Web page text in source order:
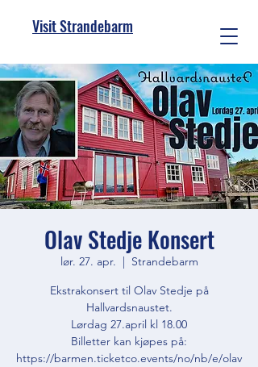
Visit Strandebarm
Olav Stedje Konsert
lør. 27. apr.
  |
Strandebarm
Ekstrakonsert til Olav Stedje på
Hallvardsnaustet.
Lørdag 27.april kl 18.00
Billetter kan kjøpes på:
https://barmen.ticketco.events/no/nb/e/olav